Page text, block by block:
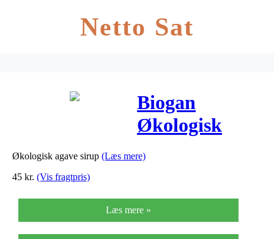
Netto Sat
Biogan
Økologisk
Mørk Agave
Økologisk agave sirup (Læs mere)
45 kr. (Vis fragtpris)
Læs mere »